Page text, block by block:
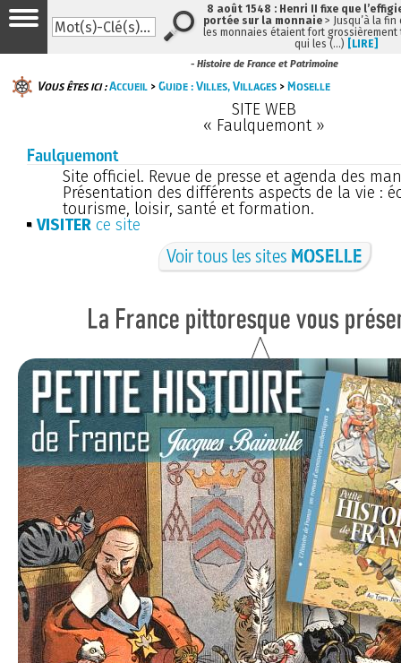
- Histoire de France et Patrimoine
Vous êtes ici :Accueil >Guide : Villes, Villages >Moselle
SITE WEB
« Faulquemont »
Faulquemont
Site officiel. Revue de presse et agenda des
Présentation des différents aspects de la vie :
tourisme, loisir, santé et formation.
VISITER ce site
Voir tous les sites MOSELLE
8 août 1548 : Henri II fixe que
portée sur la monnaie> Jusqu’à la fin
les monnaies étaient fort grossièrement
qui les (…) [LIRE]